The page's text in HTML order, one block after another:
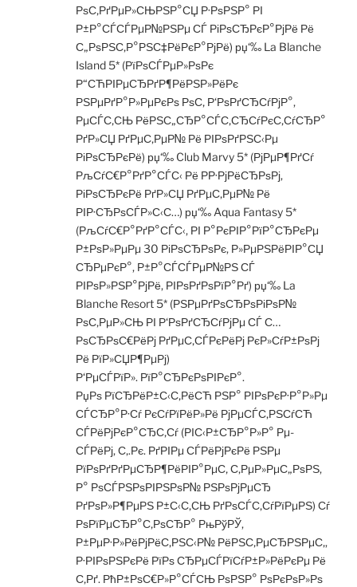
РѕС‚РґРµР»СЊРЅР°СЏ Р·РѕРЅР° РІ
Р±Р°СЃСЃРµР№РЅРµ СЃ РіРѕСЂРєР°РјРё Рё
С„РѕРЅС‚Р°РЅС‡РёРєР°РјРё) рџ‘‰ La Blanche
Island 5* (РїРѕСЃРµР»РѕРє
Р“СЋРІРµСЂРґР¶РёРЅР»РёРє
РЅРµРґР°Р»РµРєРѕ РѕС‚ Р‘РѕРґСЂСѓРјР°,
РµСЃС‚СЊ РёРЅС„СЂР°СЃС‚СЂСѓРєС‚СѓСЂР°
РґР»СЏ РґРµС‚РµР№ Рё РІРѕРґРЅС‹Рµ
РіРѕСЂРєРё) рџ‘‰ Club Marvy 5* (РјРµР¶РґСѓ
РљСѓС€Р°РґР°СЃС‹ Рё РР·РјРёСЂРѕРј,
РіРѕСЂРєРё РґР»СЏ РґРµС‚РµР№ Рё
РІР·СЂРѕСЃР»С‹С…) рџ‘‰ Aqua Fantasy 5*
(РљСѓС€Р°РґР°СЃС‹, РІ Р°РєРІР°РїР°СЂРєРµ
Р±РѕР»РµРµ 30 РіРѕСЂРѕРє, Р»РµРЅРёРІР°СЏ
СЂРµРєР°, Р±Р°СЃСЃРµР№РЅ СЃ
РІРѕР»РЅР°РјРё, РІРѕРґРѕРїР°Рґ) рџ‘‰ La
Blanche Resort 5* (РЅРµРґРѕСЂРѕРіРѕР№
РѕС‚РµР»СЊ РІ Р‘РѕРґСЂСѓРјРµ СЃ С…
РѕСЂРѕС€РёРј РґРµС‚СЃРєРёРј РєР»СѓР±РѕРј
Рё РїР»СЏР¶РµРј)
Р‘РµСЃРїР». РїР°СЂРєРѕРІРєР°.
РџРѕ РїСЂРёР±С‹С‚РёСЋ РЅР° РІРѕРєР·Р°Р»Рµ
СЃСЂР°Р·Сѓ РєСѓРїРёР»Рё РјРµСЃС‚РЅСѓСЋ
СЃРёРјРєР°СЂС‚Сѓ (РІС‹Р±СЂР°Р»Р° Рµ-
СЃРёРј, С‚.Рє. РґРІРµ СЃРёРјРєРё РЅРµ
РїРѕРґРґРµСЂР¶РёРІР°РµС‚ С‚РµР»РµС„РѕРЅ,
Р° РѕСЃРЅРѕРІРЅРѕР№ РЅРѕРјРµСЂ
РґРѕР»Р¶РµРЅ Р±С‹С‚СЊ РґРѕСЃС‚СѓРїРµРЅ) Сѓ
РѕРїРµСЂР°С‚РѕСЂР° РњРўРЎ,
Р±РµР·Р»РёРјРёС‚РЅС‹Р№ РёРЅС‚РµСЂРЅРµС‚,
Р·РІРѕРЅРєРё РїРѕ СЂРµСЃРїСѓР±Р»РёРєРµ Рё
С‚Рґ. РћР±РѕС€Р»Р°СЃСЊ РѕРЅР° РѕРєРѕР»Рѕ